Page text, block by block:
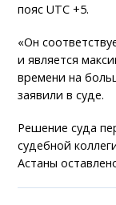
пояс UTC +5.
«Он
и является
времени на
заявили в суде.
Решение суда
судебной
Астаны